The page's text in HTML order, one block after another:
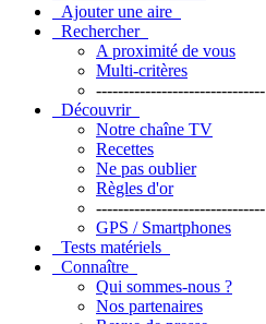
Ajouter une aire
Rechercher
A proximité de vous
Multi-critères
-------------------------------
Découvrir
Notre chaîne TV
Recettes
Ne pas oublier
Règles d'or
-------------------------------
GPS / Smartphones
Tests matériels
Connaître
Qui sommes-nous ?
Nos partenaires